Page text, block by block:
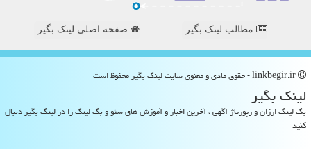
مطالب لینک بگیر صفحه اصلی لینک بگیر
لینك بگیر
بک لینک ارزان و رپورتاژ آگهی ، آخرین اخبار و آموزش های سئو و بک لینک را در لینک بگیر دنبال
کنید